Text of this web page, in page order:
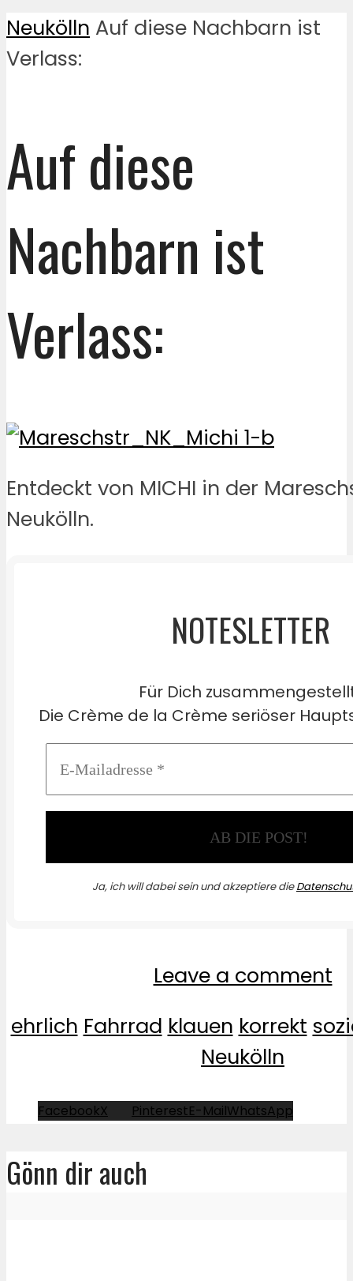
Neukölln Auf diese Nachbarn ist
Verlass:
Auf diese
Nachbarn ist
Verlass:
Entdeckt von MICHI in der
Neukölln.
NOTESLETTER
Für Dich
Die Crème de la Crème seriöser
Ja, ich will dabei sein und akzeptiere die
Leave a comment
ehrlich Fahrrad klauen korrekt
Neukölln
FacebookX PinterestE-MailWhatsApp
Gönn dir auch